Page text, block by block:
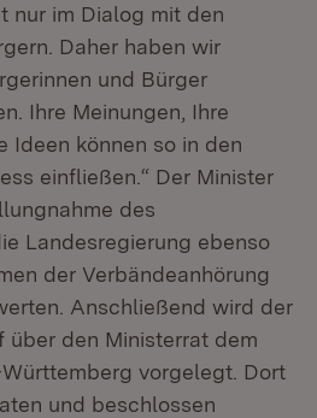
nur im Dialog mit den
Daher haben wir
und Bürger
Ihre Meinungen, Ihre
Ideen können so in den
einfließen.“ Der Minister
des
Landesregierung ebenso
der Verbändeanhörung
Anschließend wird der
über den Ministerrat dem
vorgelegt. Dort
und beschlossen